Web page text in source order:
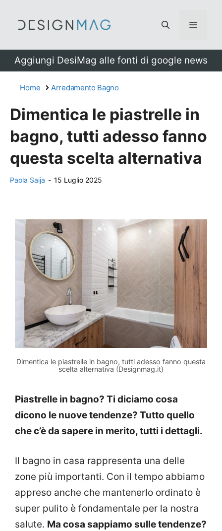
Menu
Aggiungi DesiMag alle fonti di google news
Home Arredamento Bagno
Dimentica le piastrelle in
bagno, tutti adesso fanno
questa scelta alternativa
Paola Saija - 15 Luglio 2025
Dimentica le piastrelle in bagno, tutti adesso fanno questa
scelta alternativa (Designmag.it)
Piastrelle in bagno? Ti diciamo cosa
dicono le nuove tendenze? Tutto quello
che c’è da sapere in merito, tutti i dettagli.
Il bagno in casa rappresenta una delle
zone più importanti. Con il tempo abbiamo
appreso anche che mantenerlo ordinato è
super pulito è fondamentale per la nostra
salute. Ma cosa sappiamo sulle tendenze?